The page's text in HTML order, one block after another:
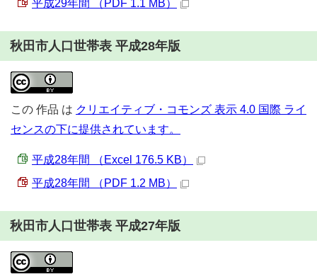
平成29年間 （PDF 1.1 MB）
秋田市人口世帯表 平成28年版
この 作品 は クリエイティブ・コモンズ 表示 4.0 国際 ライ
センスの下に提供されています。
平成28年間 （Excel 176.5 KB）
平成28年間 （PDF 1.2 MB）
秋田市人口世帯表 平成27年版